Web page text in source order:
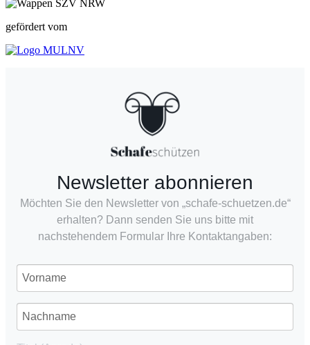
gefördert vom
Newsletter abonnieren
Möchten Sie den Newsletter von „schafe-schuetzen.de“
erhalten? Dann senden Sie uns bitte mit
nachstehendem Formular Ihre Kontaktangaben: